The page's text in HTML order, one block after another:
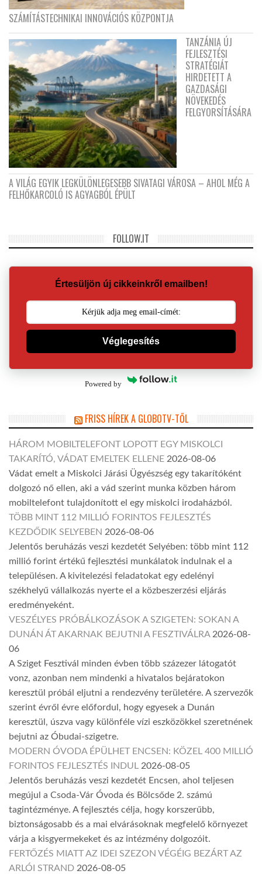
SZÁMÍTÁSTECHNIKAI INNOVÁCIÓS KÖZPONTJA
TANZÁNIA ÚJ
FEJLESZTÉSI
STRATÉGIÁT
HIRDETETT A
GAZDASÁGI
NÖVEKEDÉS
FELGYORSÍTÁSÁRA
A VILÁG EGYIK LEGKÜLÖNLEGESEBB SIVATAGI VÁROSA – AHOL MÉG A
FELHŐKARCOLÓ IS AGYAGBÓL ÉPÜLT
FOLLOW.IT
Értesüljön új cikkeinkről emailben!
Véglegesítés
Powered by
FRISS HÍREK A GLOBOTV-TŐL
HÁROM MOBILTELEFONT LOPOTT EGY MISKOLCI
TAKARÍTÓ, VÁDAT EMELTEK ELLENE 2026-08-06
Vádat emelt a Miskolci Járási Ügyészség egy takarítóként
dolgozó nő ellen, aki a vád szerint munka közben három
mobiltelefont tulajdonított el egy miskolci irodaházból.
TÖBB MINT 112 MILLIÓ FORINTOS FEJLESZTÉS
KEZDŐDIK SELYEBEN 2026-08-06
Jelentős beruházás veszi kezdetét Selyében: több mint 112
millió forint értékű fejlesztési munkálatok indulnak el a
településen. A kivitelezési feladatokat egy edelényi
székhelyű vállalkozás nyerte el a közbeszerzési eljárás
eredményeként.
VESZÉLYES PRÓBÁLKOZÁSOK A SZIGETEN: SOKAN A
DUNÁN ÁT AKARNAK BEJUTNI A FESZTIVÁLRA 2026-08-
06
A Sziget Fesztivál minden évben több százezer látogatót
vonz, azonban nem mindenki a hivatalos bejáratokon
keresztül próbál eljutni a rendezvény területére. A szervezők
szerint évről évre előfordul, hogy egyesek a Dunán
keresztül, úszva vagy különféle vízi eszközökkel szeretnének
bejutni az Óbudai-szigetre.
MODERN ÓVODA ÉPÜLHET ENCSEN: KÖZEL 400 MILLIÓ
FORINTOS FEJLESZTÉS INDUL 2026-08-05
Jelentős beruházás veszi kezdetét Encsen, ahol teljesen
megújul a Csoda-Vár Óvoda és Bölcsőde 2. számú
tagintézménye. A fejlesztés célja, hogy korszerűbb,
biztonságosabb és a mai elvárásoknak megfelelő környezet
várja a kisgyermekeket és az intézmény dolgozóit.
FERTŐZÉS MIATT AZ IDEI SZEZON VÉGÉIG BEZÁRT AZ
ARLÓI STRAND 2026-08-05